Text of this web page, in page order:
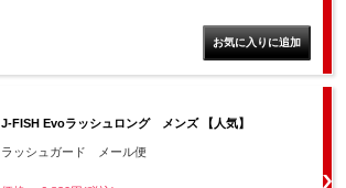
J-FISH Evoラッシュロング メンズ 【人気】
ラッシュガード メール便